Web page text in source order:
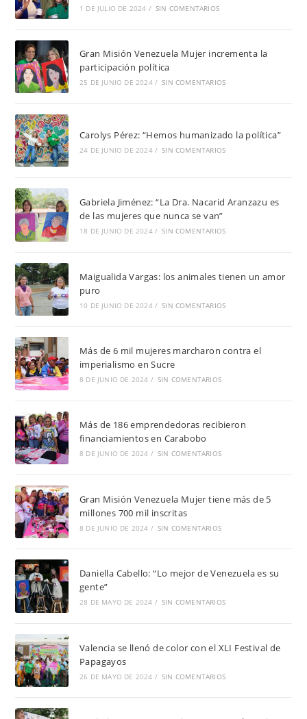
1 DE JULIO DE 2024 / SIN COMENTARIOS
Gran Misión Venezuela Mujer incrementa la
participación política
25 DE JUNIO DE 2024 / SIN COMENTARIOS
Carolys Pérez: “Hemos humanizado la política”
24 DE JUNIO DE 2024 / SIN COMENTARIOS
Gabriela Jiménez: “La Dra. Nacarid Aranzazu es
de las mujeres que nunca se van”
18 DE JUNIO DE 2024 / SIN COMENTARIOS
Maigualida Vargas: los animales tienen un amor
puro
10 DE JUNIO DE 2024 / SIN COMENTARIOS
Más de 6 mil mujeres marcharon contra el
imperialismo en Sucre
8 DE JUNIO DE 2024 / SIN COMENTARIOS
Más de 186 emprendedoras recibieron
financiamientos en Carabobo
8 DE JUNIO DE 2024 / SIN COMENTARIOS
Gran Misión Venezuela Mujer tiene más de 5
millones 700 mil inscritas
8 DE JUNIO DE 2024 / SIN COMENTARIOS
Daniella Cabello: “Lo mejor de Venezuela es su
gente”
28 DE MAYO DE 2024 / SIN COMENTARIOS
Valencia se llenó de color con el XLI Festival de
Papagayos
26 DE MAYO DE 2024 / SIN COMENTARIOS